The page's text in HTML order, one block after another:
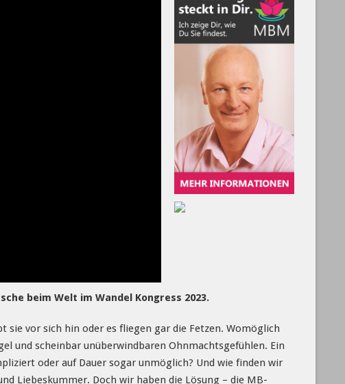
beim Welt im Wandel Kongress 2023.
sie vor sich hin oder es fliegen gar die Fetzen. Womöglich
und scheinbar unüberwindbaren Ohnmachtsgefühlen. Ein
oder auf Dauer sogar unmöglich? Und wie finden wir
Liebeskummer. Doch wir haben die Lösung – die MB-